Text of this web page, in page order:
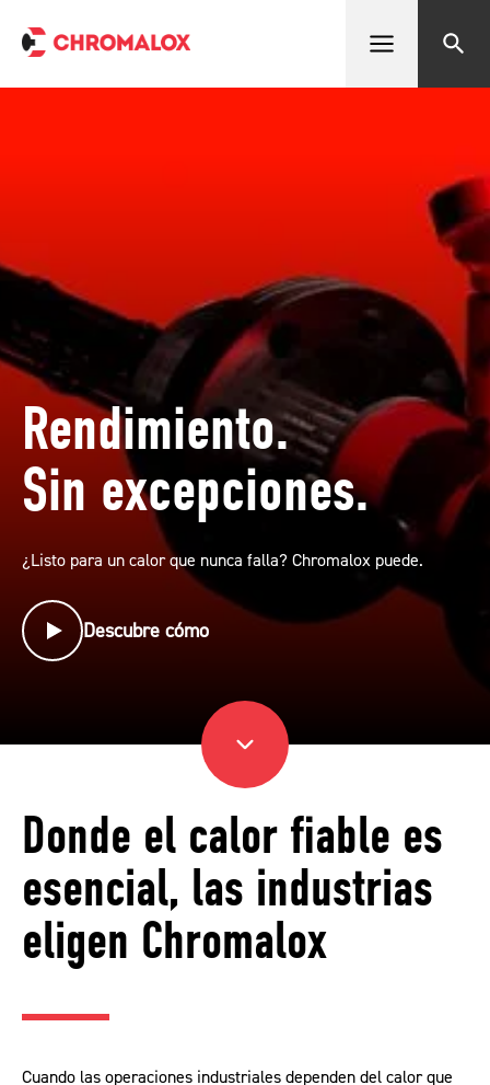
Abrir menúBuscar
Rendimiento.
Sin excepciones.
¿Listo para un calor que nunca falla? Chromalox puede.
Descubre cómo
Donde el calor fiable es
esencial, las industrias
eligen Chromalox
Cuando las operaciones industriales dependen del calor que